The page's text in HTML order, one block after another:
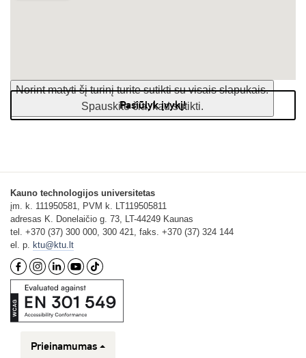
Norint matyti šį turinį turite sutikti su visais slapukais.
Spauskite čia, kad sutikti.
Pasiūlyk įvykį!
Kauno technologijos universitetas
įm. k. 111950581, PVM k. LT119505811
adresas K. Donelaičio g. 73, LT-44249 Kaunas
tel. +370 (37) 300 000, 300 421, faks. +370 (37) 324 144
el. p. ktu@ktu.lt
Prieinamumas